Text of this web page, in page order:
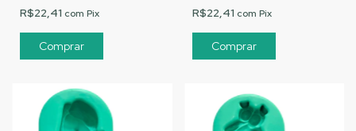
R$22,41 com Pix R$22,41 com Pix